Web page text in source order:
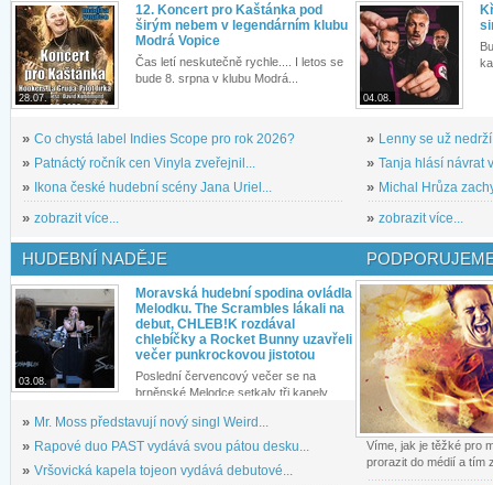
28.07.
12. Koncert pro Kaštánka pod
širým nebem v legendárním klubu
Modrá Vopice
Čas letí neskutečně rychle.... I letos se
bude 8. srpna v klubu Modrá...
» Co chystá label Indies Scope pro rok 2026?
» Patnáctý ročník cen Vinyla zveřejnil...
» Ikona české hudební scény Jana Uriel...
» zobrazit více...
04.08.
» Lenny se už
» Tanja hlásí návrat
» Michal Hrůza
» zobrazit více...
HUDEBNÍ NADĚJE
03.08.
Moravská hudební spodina ovládla
Melodku. The Scrambles lákali na
debut, CHLEB!K rozdával
chlebíčky a Rocket Bunny uzavřeli
večer punkrockovou jistotou
Poslední červencový večer se na
brněnské Melodce setkaly tři kapely...
» Mr. Moss představují nový singl Weird...
» Rapové duo PAST vydává svou pátou desku...
» Vršovická kapela tojeon vydává debutové...
Víme, jak je těžké pro
prorazit do médií a tím